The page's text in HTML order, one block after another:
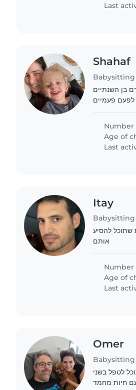
Last
Shahaf
Babysitting
בן השנתיים
לפעם פעמיים
Number
Age of
Last
Itay
Babysitting
ובת 6 מישהי ניידת שתוכל להסיע
אותם
Number
Age of
Last
Omer
Babysitting
לטפל בשני
בנוח עם חיות מחמד